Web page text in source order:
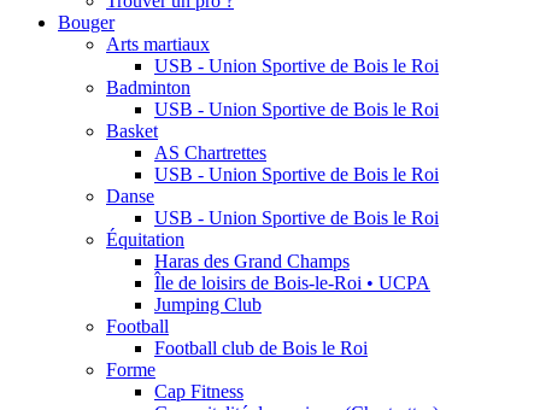
Bouger
Arts martiaux
USB - Union Sportive de Bois le Roi
Badminton
USB - Union Sportive de Bois le Roi
Basket
AS Chartrettes
USB - Union Sportive de Bois le Roi
Danse
USB - Union Sportive de Bois le Roi
Équitation
Haras des Grand Champs
Île de loisirs de Bois-le-Roi • UCPA
Jumping Club
Football
Football club de Bois le Roi
Forme
Cap Fitness